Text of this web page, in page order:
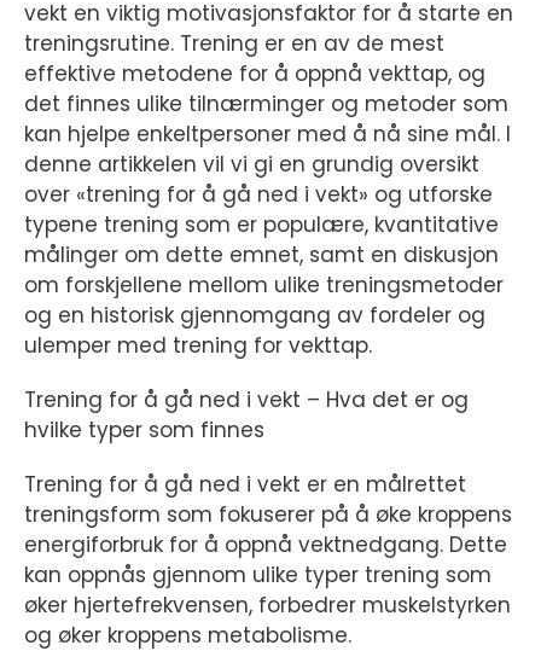
vekt en viktig motivasjonsfaktor for å starte en
treningsrutine. Trening er en av de mest
effektive metodene for å oppnå vekttap, og
det finnes ulike tilnærminger og metoder som
kan hjelpe enkeltpersoner med å nå sine mål. I
denne artikkelen vil vi gi en grundig oversikt
over «trening for å gå ned i vekt» og utforske
typene trening som er populære, kvantitative
målinger om dette emnet, samt en diskusjon
om forskjellene mellom ulike treningsmetoder
og en historisk gjennomgang av fordeler og
ulemper med trening for vekttap.
Trening for å gå ned i vekt – Hva det er og
hvilke typer som finnes
Trening for å gå ned i vekt er en målrettet
treningsform som fokuserer på å øke kroppens
energiforbruk for å oppnå vektnedgang. Dette
kan oppnås gjennom ulike typer trening som
øker hjertefrekvensen, forbedrer muskelstyrken
og øker kroppens metabolisme.